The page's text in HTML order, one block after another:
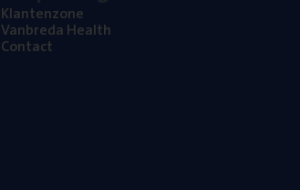
Klan­ten­zo­ne
Van­b­re­da Health
Con­tact